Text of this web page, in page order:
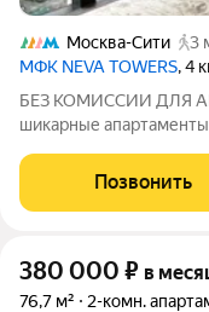
Москва-Сити
3
МФК NEVA TOWERS, 4
БЕЗ КОМИССИИ ДЛЯ
шикарные
кровать, диван,
телевизора, варочная
Позвонить
380 000 ₽ в
76,7 м² 2-комн.